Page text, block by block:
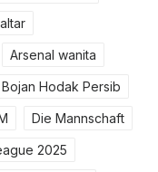
Arsenal wanita
Bojan Hodak Persib
Die Mannschaft
2025